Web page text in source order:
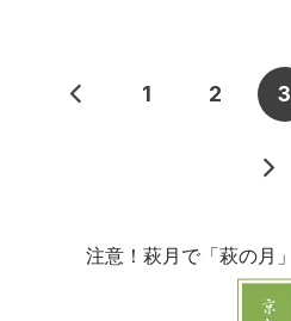
1 2 3
注意！萩月で「萩の月